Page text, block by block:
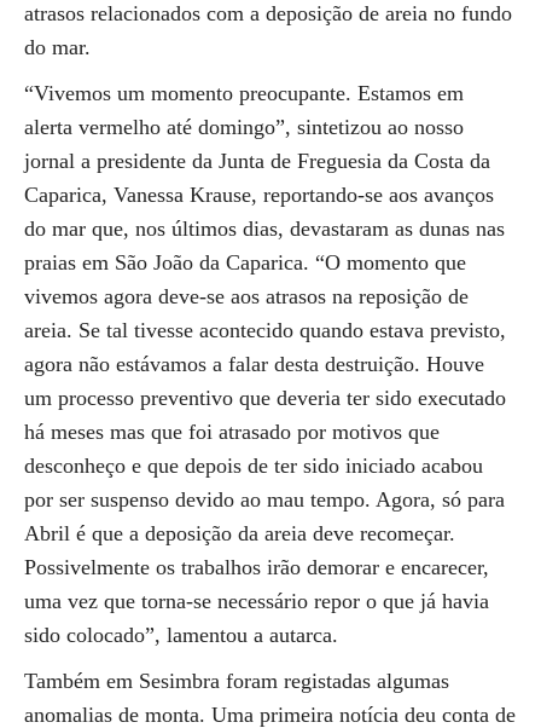
atrasos relacionados com a deposição de areia no fundo
do mar.
“Vivemos um momento preocupante. Estamos em
alerta vermelho até domingo”, sintetizou ao nosso
jornal a presidente da Junta de Freguesia da Costa da
Caparica, Vanessa Krause, reportando-se aos avanços
do mar que, nos últimos dias, devastaram as dunas nas
praias em São João da Caparica. “O momento que
vivemos agora deve-se aos atrasos na reposição de
areia. Se tal tivesse acontecido quando estava previsto,
agora não estávamos a falar desta destruição. Houve
um processo preventivo que deveria ter sido executado
há meses mas que foi atrasado por motivos que
desconheço e que depois de ter sido iniciado acabou
por ser suspenso devido ao mau tempo. Agora, só para
Abril é que a deposição da areia deve recomeçar.
Possivelmente os trabalhos irão demorar e encarecer,
uma vez que torna-se necessário repor o que já havia
sido colocado”, lamentou a autarca.
Também em Sesimbra foram registadas algumas
anomalias de monta. Uma primeira notícia deu conta de